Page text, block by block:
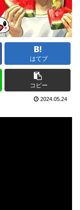
はてブ
コピー
2024.05.24